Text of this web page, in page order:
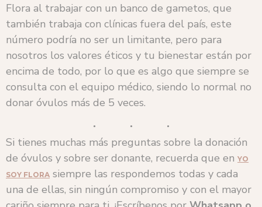
Flora al trabajar con un banco de gametos, que
también trabaja con clínicas fuera del país, este
número podría no ser un limitante, pero para
nosotros los valores éticos y tu bienestar están por
encima de todo, por lo que es algo que siempre se
consulta con el equipo médico, siendo lo normal no
donar óvulos más de 5 veces.
Si tienes muchas más preguntas sobre la donación
de óvulos y sobre ser donante, recuerda que en YO
SOY FLORA siempre las respondemos todas y cada
una de ellas, sin ningún compromiso y con el mayor